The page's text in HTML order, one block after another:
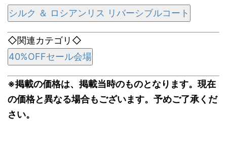
シルク ＆ ロシアンリス リバーシブルコート
◇関連カテゴリ◇
40%OFFセール会場
※掲載の価格は、掲載当時のものとなります。現在
の価格と異なる場合もございます。予めご了承くだ
さい。